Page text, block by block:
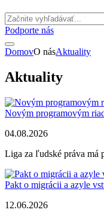
Podporte nás
DomovO násAktuality
Aktuality
Novým programovým
04.08.2026
Liga za ľudské práva má
Pakt o migrácii a azyle
12.06.2026